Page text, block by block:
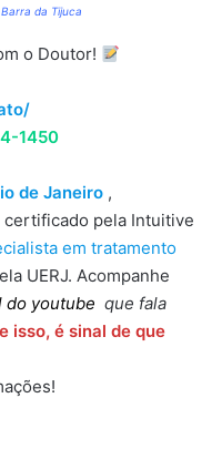
da Tijuca
o Doutor!
1450
de Janeiro ,
certificado pela Intuitive
em tratamento
UERJ. Acompanhe
do youtube que fala
isso, é sinal de que